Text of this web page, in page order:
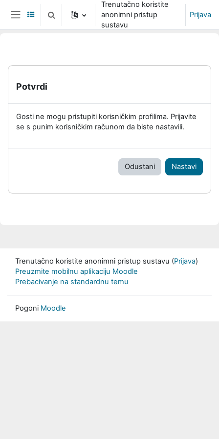
Preskoči na sadržaj
Bočni panel
Toggle search input
Trenutačno koristite
anonimni pristup
sustavu
Prijava
Potvrdi
Gosti ne mogu pristupiti korisničkim profilima. Prijavite
se s punim korisničkim računom da biste nastavili.
Odustani Nastavi
Trenutačno koristite anonimni pristup sustavu (Prijava)
Preuzmite mobilnu aplikaciju Moodle
Prebacivanje na standardnu temu
Pogoni Moodle